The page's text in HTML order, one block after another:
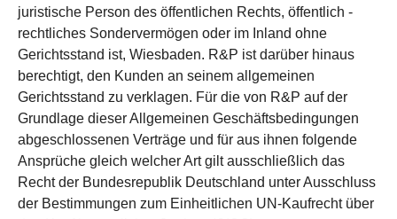
juristische Person des öffentlichen Rechts, öffentlich -
rechtliches Sondervermögen oder im Inland ohne
Gerichtsstand ist, Wiesbaden. R&P ist darüber hinaus
berechtigt, den Kunden an seinem allgemeinen
Gerichtsstand zu verklagen. Für die von R&P auf der
Grundlage dieser Allgemeinen Geschäftsbedingungen
abgeschlossenen Verträge und für aus ihnen folgende
Ansprüche gleich welcher Art gilt ausschließlich das
Recht der Bundesrepublik Deutschland unter Ausschluss
der Bestimmungen zum Einheitlichen UN-Kaufrecht über